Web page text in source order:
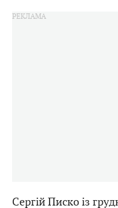
Сергій Писко із